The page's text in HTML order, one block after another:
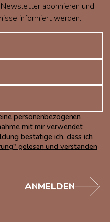
abonnieren und
informiert werden.
personenbezogenen
mit mir verwendet
bestätige ich, dass ich
gelesen und verstanden
ANMELDEN